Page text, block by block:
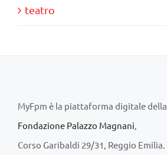
teatro
MyFpm è la piattaforma digitale della
Fondazione Palazzo Magnani,
Corso Garibaldi 29/31, Reggio Emilia.